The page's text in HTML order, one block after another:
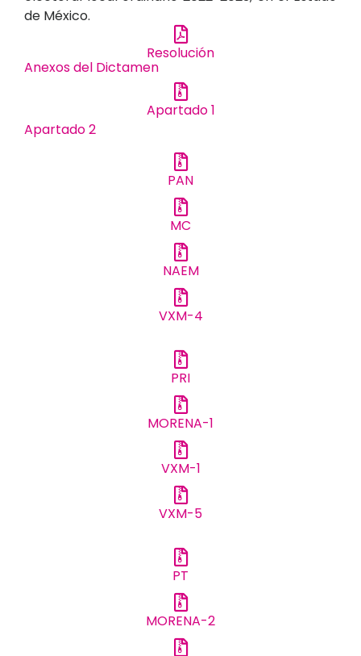
de México.
Resolución
Anexos del Dictamen
Apartado 1
Apartado 2
PAN
MC
NAEM
VXM-4
PRI
MORENA-1
VXM-1
VXM-5
PT
MORENA-2